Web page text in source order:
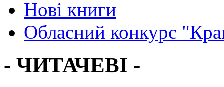
Нові книги
Обласний конкурс
- ЧИТАЧЕВІ -